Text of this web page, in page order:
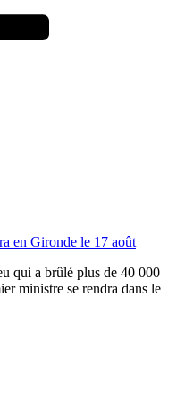
en Gironde le 17 août
qui a brûlé plus de 40 000
ministre se rendra dans le